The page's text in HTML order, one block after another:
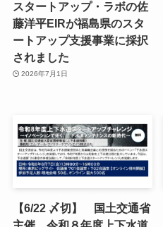
スタートアップ・ラボの佐
藤洋平EIRが福島県のスタ
ートアップ支援事業に採択
されました
2026年7月1日
【6/22 〆切】 国土交通省